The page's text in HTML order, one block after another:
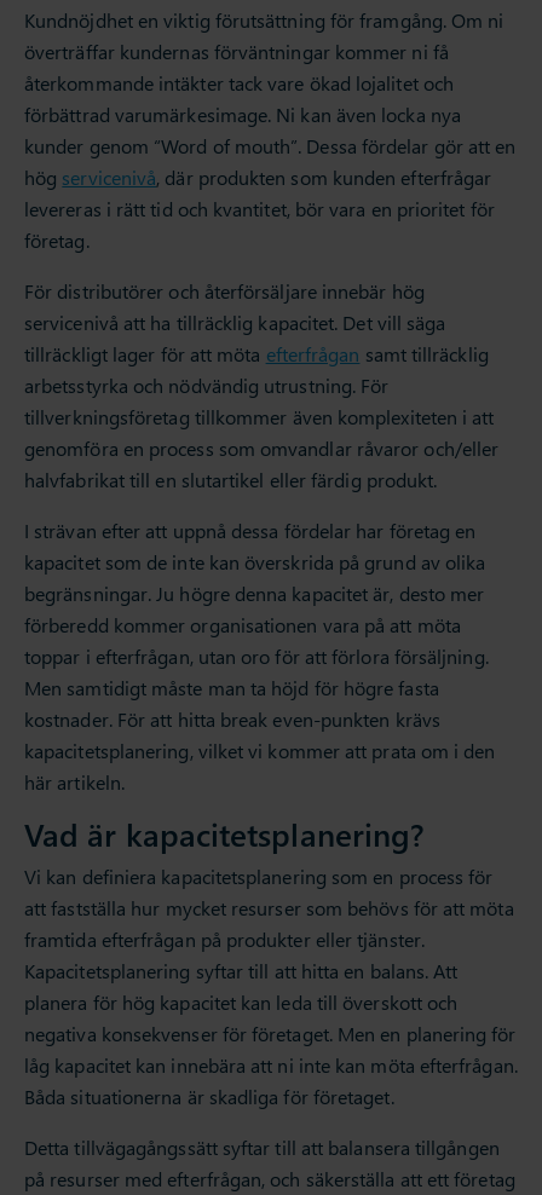
Kundnöjdhet en viktig förutsättning för framgång. Om ni
överträffar kundernas förväntningar kommer ni få
återkommande intäkter tack vare ökad lojalitet och
förbättrad varumärkesimage. Ni kan även locka nya
kunder genom “Word of mouth”. Dessa fördelar gör att en
hög servicenivå, där produkten som kunden efterfrågar
levereras i rätt tid och kvantitet, bör vara en prioritet för
företag.
För distributörer och återförsäljare innebär hög
servicenivå att ha tillräcklig kapacitet. Det vill säga
tillräckligt lager för att möta efterfrågan samt tillräcklig
arbetsstyrka och nödvändig utrustning. För
tillverkningsföretag tillkommer även komplexiteten i att
genomföra en process som omvandlar råvaror och/eller
halvfabrikat till en slutartikel eller färdig produkt.
I strävan efter att uppnå dessa fördelar har företag en
kapacitet som de inte kan överskrida på grund av olika
begränsningar. Ju högre denna kapacitet är, desto mer
förberedd kommer organisationen vara på att möta
toppar i efterfrågan, utan oro för att förlora försäljning.
Men samtidigt måste man ta höjd för högre fasta
kostnader. För att hitta break even-punkten krävs
kapacitetsplanering, vilket vi kommer att prata om i den
här artikeln.
Vad är kapacitetsplanering?
Vi kan definiera kapacitetsplanering som en process för
att fastställa hur mycket resurser som behövs för att möta
framtida efterfrågan på produkter eller tjänster.
Kapacitetsplanering syftar till att hitta en balans. Att
planera för hög kapacitet kan leda till överskott och
negativa konsekvenser för företaget. Men en planering för
låg kapacitet kan innebära att ni inte kan möta efterfrågan.
Båda situationerna är skadliga för företaget.
Detta tillvägagångssätt syftar till att balansera tillgången
på resurser med efterfrågan, och säkerställa att ett företag